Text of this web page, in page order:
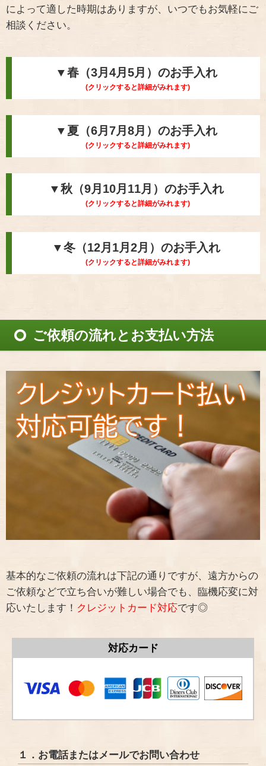
によって適した時期はありますが、いつでもお気軽にご
相談ください。
▼春（3月4月5月）のお手入れ
(クリックすると詳細がみれます)
▼夏（6月7月8月）のお手入れ
(クリックすると詳細がみれます)
▼秋（9月10月11月）のお手入れ
(クリックすると詳細がみれます)
▼冬（12月1月2月）のお手入れ
(クリックすると詳細がみれます)
ご依頼の流れとお支払い方法
基本的なご依頼の流れは下記の通りですが、遠方からの
ご依頼などで立ち合いが難しい場合でも、臨機応変に対
応いたします！ クレジットカード対応です◎
対応カード
１．お電話またはメールでお問い合わせ